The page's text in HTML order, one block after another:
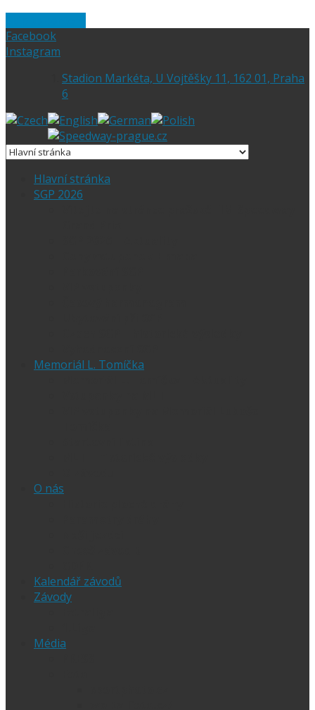
Facebook
Instagram
Stadion Markéta, U Vojtěšky 11, 162 01, Praha
6
Hlavní stránka
SGP 2026
Memoriál L. Tomíčka
O nás
Kalendář závodů
Závody
Média